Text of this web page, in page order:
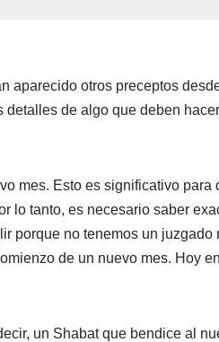
aparecido otros preceptos
de algo que deben
mes. Esto es significativo para
lo tanto, es necesario saber
porque no tenemos un juzgado
de un nuevo mes. Hoy
un Shabat que bendice al